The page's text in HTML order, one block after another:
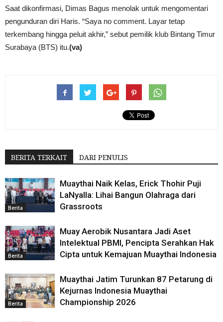
Saat dikonfirmasi, Dimas Bagus menolak untuk mengomentari
pengunduran diri Haris. “Saya no comment. Layar tetap
terkembang hingga peluit akhir,” sebut pemilik klub Bintang Timur
Surabaya (BTS) itu.(va)
BERITA TERKAIT DARI PENULIS
Berita
Muaythai Naik Kelas, Erick Thohir Puji
LaNyalla: Lihai Bangun Olahraga dari
Grassroots
Berita
Muay Aerobik Nusantara Jadi Aset
Intelektual PBMI, Pencipta Serahkan Hak
Cipta untuk Kemajuan Muaythai Indonesia
Berita
Muaythai Jatim Turunkan 87 Petarung di
Kejurnas Indonesia Muaythai
Championship 2026